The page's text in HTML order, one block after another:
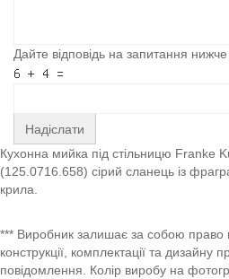
Дайте відповідь на запитання нижче
Надіслати
Кухонна мийка під стільницю Franke
(125.0716.658) сірий сланець із
крила.
*** Виробник залишає за собою право
конструкції, комплектації та дизайну
повідомлення. Колір виробу на